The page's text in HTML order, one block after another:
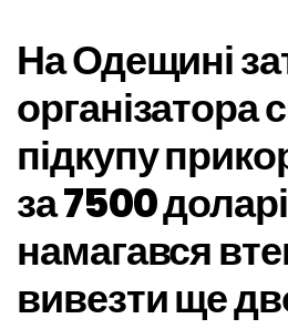
На Одещині
організатора
підкупу
за 7500
намагався
вивезти ще